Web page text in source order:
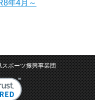
年4月～
ポーツ振興事業団